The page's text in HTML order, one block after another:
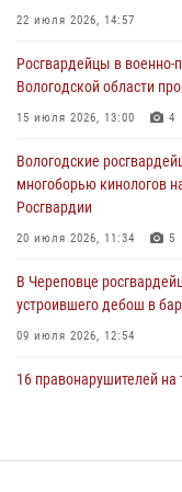
В Вологде стартовал
29 июля 2026, 13:20
В Вологде росгвардейцы
29 июля 2026, 09:08
22 июля 2026, 14:57
Росгвардейцы в военно-
Вологодской области
15 июля 2026, 13:00 4
Вологодские
многоборью кинологов
Росгвардии
20 июля 2026, 11:34 5
В Череповце
устроившего дебош в
09 июля 2026, 12:54
16 правонарушителей на